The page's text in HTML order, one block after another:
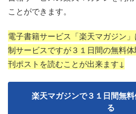
ことができます。
電子書籍サービス「楽天マガジン
制サービスですが３１日間の無料
刊ポストを読むことが出来ます↓
楽天マガジンで３１日間無
る